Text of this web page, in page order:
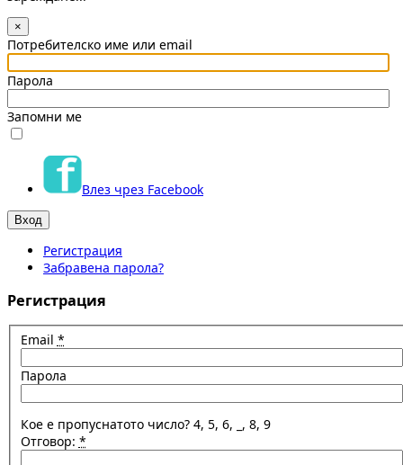
×
Потребителско име или email
Парола
Запомни ме
Влез чрез Facebook
Регистрация
Забравена парола?
Регистрация
Email *
Парола
Кое е пропуснатото число? 4, 5, 6, _, 8, 9
Отговор: *